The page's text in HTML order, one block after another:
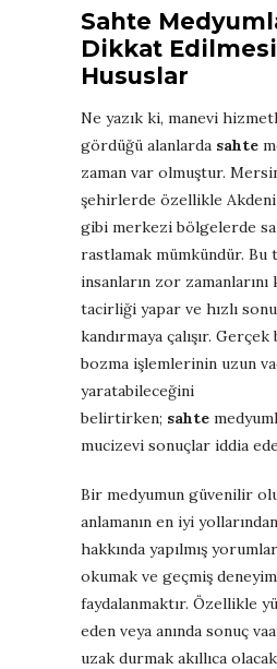
Sahte
Dikkat
Hususlar
Ne yazık ki, manevi
gördüğü alanlarda sahte
zaman var olmuştur.
şehirlerde özellikle
gibi merkezi bölgelerde
rastlamak mümkündür. Bu
insanların zor
tacirliği yapar ve hızlı
kandırmaya çalışır.
bozma işlemlerinin uzun
yaratabileceğini
belirtirken; sahte
mucizevi sonuçlar iddia
Bir medyumun güvenilir
anlamanın en iyi
hakkında yapılmış
okumak ve geçmiş
faydalanmaktır. Özellikle
eden veya anında sonuç
uzak durmak akıllıca